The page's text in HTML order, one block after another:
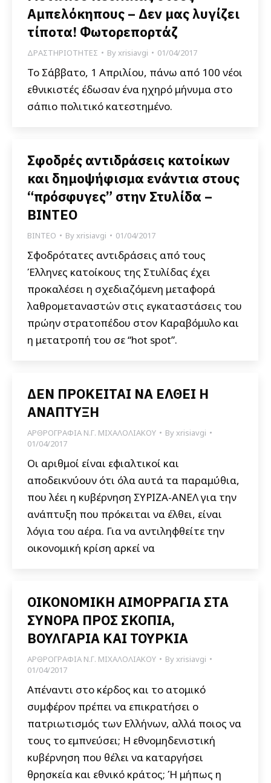
Αμπελόκηπους – Δεν μας λυγίζει
τίποτα! Φωτορεπορτάζ
ΔΡΑΣΤΗΡΙΟΤΗΤΕΣ Byxrisiavgi 01/04/2017
Το Σάββατο, 1 Απριλίου, πάνω από 100 νέοι
εθνικιστές έδωσαν ένα ηχηρό μήνυμα στο
σάπιο πολιτικό κατεστημένο.
Σφοδρές αντιδράσεις κατοίκων
και δημοψήφισμα ενάντια στους
“πρόσφυγες” στην Στυλίδα –
ΒΙΝΤΕΟ
ΒΙΝΤΕΟ Byxrisiavgi 01/04/2017
Σφοδρότατες αντιδράσεις από τους
Έλληνες κατοίκους της Στυλίδας έχει
προκαλέσει η σχεδιαζόμενη μεταφορά
λαθρομεταναστών στις εγκαταστάσεις του
πρώην στρατοπέδου στον Καραβόμυλο και
η μετατροπή του σε “hot spot”.
ΔΕΝ ΠΡΟΚΕΙΤΑΙ ΝΑ ΕΛΘΕΙ Η
ΑΝΑΠΤΥΞΗ
ΑΡΘΡΟΓΡΑΦΙΑ Ν.Γ. ΜΙΧΑΛΟΛΙΑΚΟΥ Byxrisiavgi
01/04/2017
Οι αριθμοί είναι εφιαλτικοί και
αποδεικνύουν ότι όλα αυτά τα παραμύθια,
που λέει η κυβέρνηση ΣΥΡΙΖΑ-ΑΝΕΛ για την
ανάπτυξη που πρόκειται να έλθει, είναι
λόγια του αέρα. Για να αντιληφθείτε την
οικονομική κρίση αρκεί να
ΟΙΚΟΝΟΜΙΚΗ ΑΙΜΟΡΡΑΓΙΑ ΣΤΑ
ΣΥΝΟΡΑ ΠΡΟΣ ΣΚΟΠΙΑ,
ΒΟΥΛΓΑΡΙΑ ΚΑΙ ΤΟΥΡΚΙΑ
ΑΡΘΡΟΓΡΑΦΙΑ Ν.Γ. ΜΙΧΑΛΟΛΙΑΚΟΥ Byxrisiavgi
01/04/2017
Απέναντι στο κέρδος και το ατομικό
συμφέρον πρέπει να επικρατήσει ο
πατριωτισμός των Ελλήνων, αλλά ποιος να
τους το εμπνεύσει; Η εθνομηδενιστική
κυβέρνηση που θέλει να καταργήσει
θρησκεία και εθνικό κράτος; Ή μήπως η